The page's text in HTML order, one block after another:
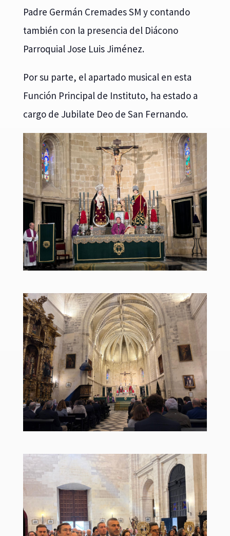
Padre Germán Cremades SM y contando
también con la presencia del Diácono
Parroquial Jose Luis Jiménez.
Por su parte, el apartado musical en esta
Función Principal de Instituto, ha estado a
cargo de Jubilate Deo de San Fernando.